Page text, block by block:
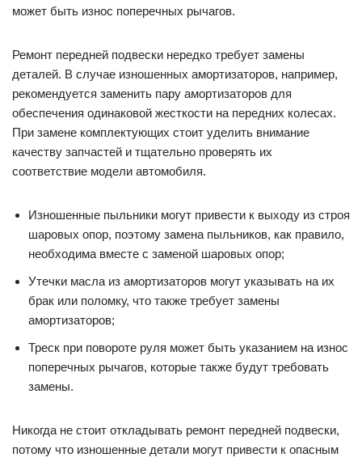
может быть износ поперечных рычагов.
Ремонт передней подвески нередко требует замены
деталей. В случае изношенных амортизаторов, например,
рекомендуется заменить пару амортизаторов для
обеспечения одинаковой жесткости на передних колесах.
При замене комплектующих стоит уделить внимание
качеству запчастей и тщательно проверять их
соответствие модели автомобиля.
Изношенные пыльники могут привести к выходу из строя
шаровых опор, поэтому замена пыльников, как правило,
необходима вместе с заменой шаровых опор;
Утечки масла из амортизаторов могут указывать на их
брак или поломку, что также требует замены
амортизаторов;
Треск при повороте руля может быть указанием на износ
поперечных рычагов, которые также будут требовать
замены.
Никогда не стоит откладывать ремонт передней подвески,
потому что изношенные детали могут привести к опасным